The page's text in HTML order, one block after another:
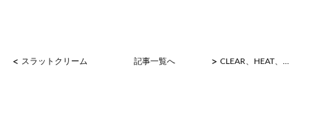
< スラットクリーム 記事一覧へ > CLEAR、HEAT、CHARGE